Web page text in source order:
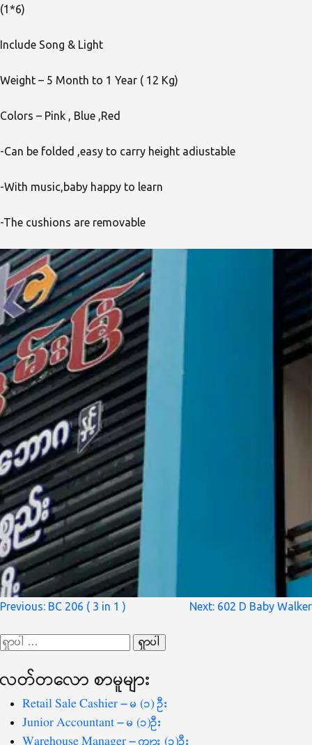
(1*6)
Include Song & Light
Weight – 5 Month to 1 Year ( 12 Kg)
Colors – Pink , Blue ,Red
-Can be folded ,easy to carry height adiustable
-With music,baby happy to learn
-The cushions are removable
စာမူ
ပြ
Previous: BC 206 ( 3 in 1 ) Next: 602 D Baby Walker
ရှာ
စကားလုံး
လတ်တ‌လော စာမူများ
Retail Sale Cashier – မ (၁) ဦး
Junior Accountant – မ (၁)ဦး
Warehouse Manager – ကျား (၁)ဦး